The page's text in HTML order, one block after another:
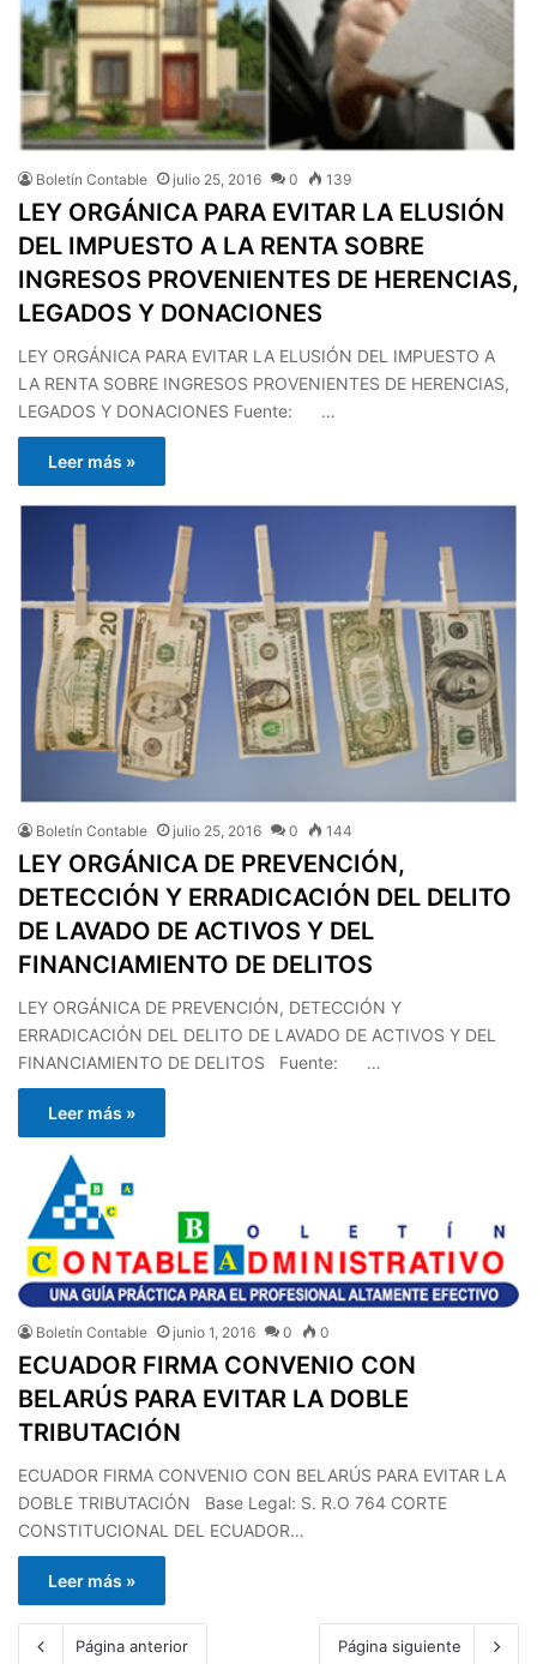
Boletín Contable julio 25, 2016 0 139
LEY ORGÁNICA PARA EVITAR LA ELUSIÓN
DEL IMPUESTO A LA RENTA SOBRE
INGRESOS PROVENIENTES DE HERENCIAS,
LEGADOS Y DONACIONES
LEY ORGÁNICA PARA EVITAR LA ELUSIÓN DEL IMPUESTO A
LA RENTA SOBRE INGRESOS PROVENIENTES DE HERENCIAS,
LEGADOS Y DONACIONES Fuente: …
Leer más »
Boletín Contable julio 25, 2016 0 144
LEY ORGÁNICA DE PREVENCIÓN,
DETECCIÓN Y ERRADICACIÓN DEL DELITO
DE LAVADO DE ACTIVOS Y DEL
FINANCIAMIENTO DE DELITOS
LEY ORGÁNICA DE PREVENCIÓN, DETECCIÓN Y
ERRADICACIÓN DEL DELITO DE LAVADO DE ACTIVOS Y DEL
FINANCIAMIENTO DE DELITOS Fuente: …
Leer más »
Boletín Contable junio 1, 2016 0 0
ECUADOR FIRMA CONVENIO CON
BELARÚS PARA EVITAR LA DOBLE
TRIBUTACIÓN
ECUADOR FIRMA CONVENIO CON BELARÚS PARA EVITAR LA
DOBLE TRIBUTACIÓN Base Legal: S. R.O 764 CORTE
CONSTITUCIONAL DEL ECUADOR…
Leer más »
Página anterior Página siguiente